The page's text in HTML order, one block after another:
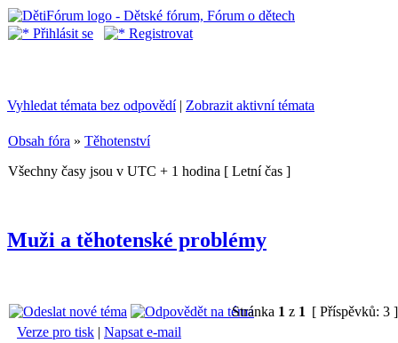
Přihlásit se Registrovat
Vyhledat témata bez odpovědí| Zobrazit aktivní témata
Obsah fóra » Těhotenství
Všechny časy jsou v UTC + 1 hodina [ Letní čas ]
Muži a těhotenské problémy
Stránka 1 z 1 [ Příspěvků: 3
Verze pro tisk | Napsat e-mail